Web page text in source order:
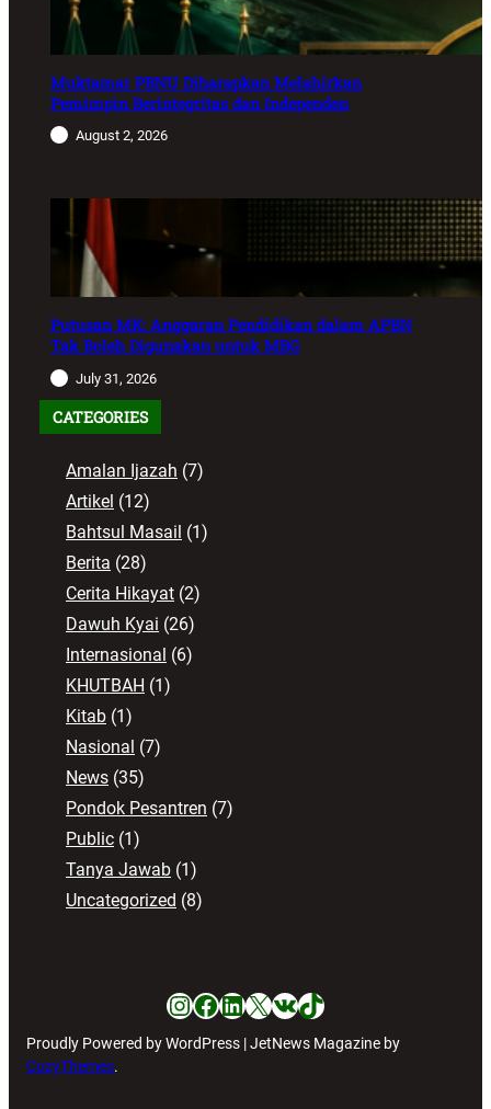
Muktamar PBNU Diharapkan Melahirkan
Pemimpin Berintegritas dan Independen
August 2, 2026
Putusan MK: Anggaran Pendidikan dalam APBN
Tak Boleh Digunakan untuk MBG
July 31, 2026
CATEGORIES
Amalan Ijazah (7)
Artikel (12)
Bahtsul Masail (1)
Berita (28)
Cerita Hikayat (2)
Dawuh Kyai (26)
Internasional (6)
KHUTBAH (1)
Kitab (1)
Nasional (7)
News (35)
Pondok Pesantren (7)
Public (1)
Tanya Jawab (1)
Uncategorized (8)
Instagram
Facebook
LinkedIn
X VKTikTok
Proudly Powered by WordPress | JetNews Magazine by
CozyThemes.